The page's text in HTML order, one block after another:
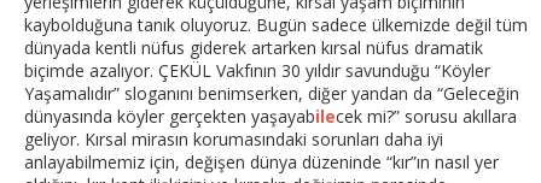
kaybolduğuna tanık oluyoruz. Bugün sadece ülkemizde değil tüm
dünyada kentli nüfus giderek artarken kırsal nüfus dramatik
biçimde azalıyor. ÇEKÜL Vakfının 30 yıldır savunduğu “Köyler
Yaşamalıdır” sloganını benimserken, diğer yandan da “Geleceğin
dünyasında köyler gerçekten yaşayabilecek mi?” sorusu akıllara
geliyor. Kırsal mirasın korumasındaki sorunları daha iyi
anlayabilmemiz için, değişen dünya düzeninde “kır”ın nasıl yer